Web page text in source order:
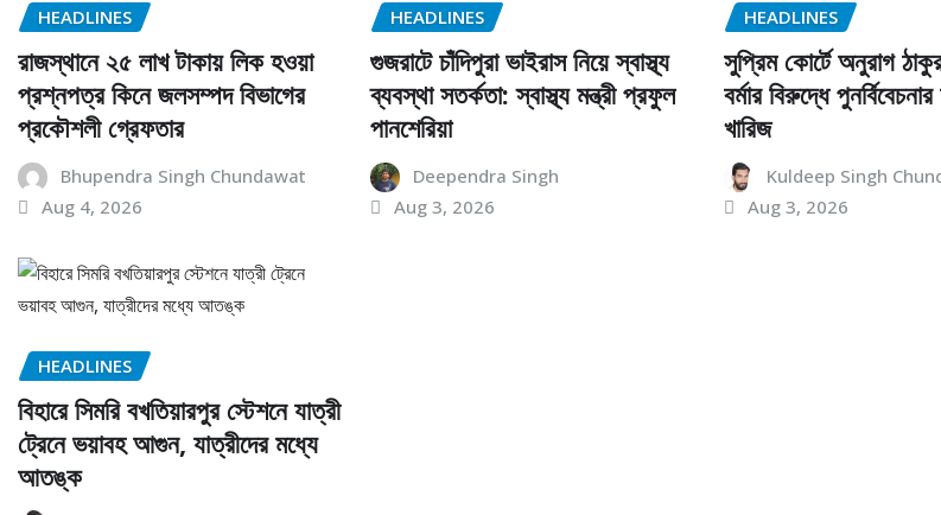
HEADLINES
রাজস্থানে ২৫ লাখ টাকায় লিক হওয়া
প্রশ্নপত্র কিনে জলসম্পদ বিভাগের
প্রকৌশলী গ্রেফতার
Bhupendra Singh Chundawat
Aug 4, 2026
HEADLINES
গুজরাটে চাঁদিপুরা ভাইরাস নিয়ে স্বাস্থ্য
ব্যবস্থা সতর্কতা: স্বাস্থ্য মন্ত্রী প্রফুল
পানশেরিয়া
Deependra Singh
Aug 3, 2026
HEADLINES
সুপ্রিম কোর্টে অনুরাগ
বর্মার বিরুদ্ধে
খারিজ
Kuldeep Singh
Aug 3, 2026
HEADLINES
বিহারে সিমরি বখতিয়ারপুর স্টেশনে যাত্রী
ট্রেনে ভয়াবহ আগুন, যাত্রীদের মধ্যে
আতঙ্ক